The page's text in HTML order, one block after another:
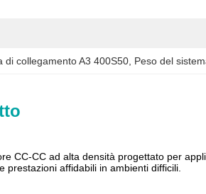
di collegamento A3 400S50 Peso del
CC-CC ad alta densità progettato per
affidabili in ambienti difficili.